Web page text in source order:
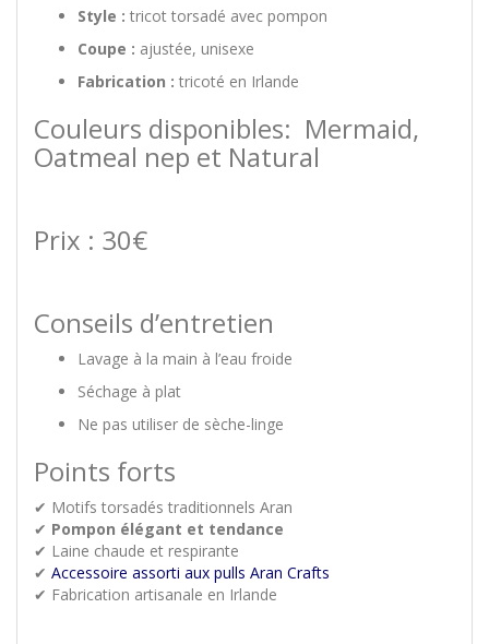
Style : tricot torsadé avec pompon
Coupe : ajustée, unisexe
Fabrication : tricoté en Irlande
Couleurs disponibles: Mermaid,
Oatmeal nep et Natural
Prix : 30€
Conseils d’entretien
Lavage à la main à l’eau froide
Séchage à plat
Ne pas utiliser de sèche-linge
Points forts
✔ Motifs torsadés traditionnels Aran
✔ Pompon élégant et tendance
✔ Laine chaude et respirante
✔ Accessoire assorti aux pulls Aran Crafts
✔ Fabrication artisanale en Irlande